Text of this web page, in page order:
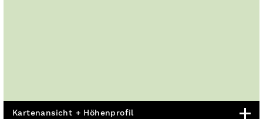
Kartenansicht + Höhenprofil